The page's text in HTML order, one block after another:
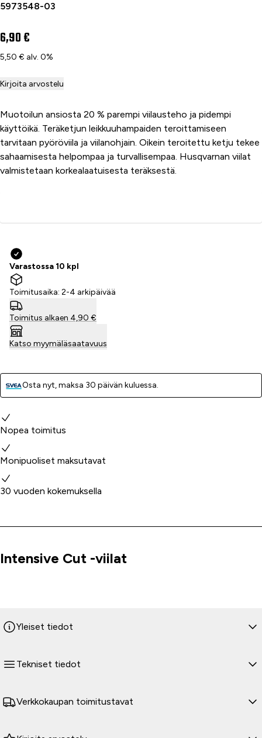
5973548-03
6,90 €
5,50 € alv. 0%
Kirjoita arvostelu
Muotoilun ansiosta 20 % parempi viilausteho ja pidempi
käyttöikä. Teräketjun leikkuuhampaiden teroittamiseen
tarvitaan pyöröviila ja viilanohjain. Oikein teroitettu ketju tekee
sahaamisesta helpompaa ja turvallisempaa. Husqvarnan viilat
valmistetaan korkealaatuisesta teräksestä.
Varastossa 10 kpl
Toimitusaika: 2-4 arkipäivää
Toimitus alkaen 4,90 €
Katso myymäläsaatavuus
Osta nyt, ­maksa 30 päivän kuluessa.
Miksi valita meidät?
Nopea toimitus
Monipuoliset maksutavat
30 vuoden kokemuksella
Tuoteinfo
Intensive Cut -viilat
Yleiset tiedot
Tekniset tiedot
Verkkokaupan toimitustavat